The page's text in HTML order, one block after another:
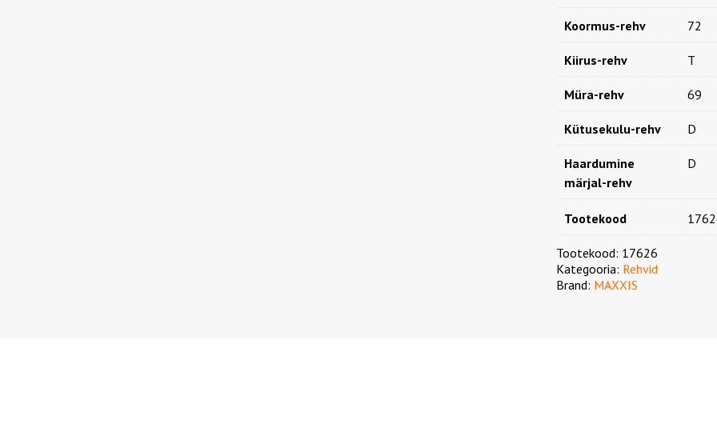
Koormus-rehv 72
Kiirus-rehv T
Müra-rehv 69
Kütusekulu-rehv D
Haardumine
märjal-rehv
D
Tootekood
Tootekood: 17626
Kategooria: Rehvid
Brand: MAXXIS